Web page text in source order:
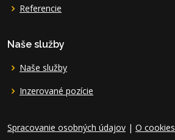
Referencie
Naše služby
Naše služby
Inzerované pozície
Spracovanie osobných údajov | O cookies